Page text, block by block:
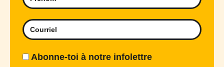
Abonne-toi à notre infolettre